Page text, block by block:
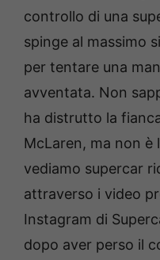
controllo di una
spinge al massimo
per tentare una
avventata. Non
ha distrutto la
McLaren, ma non è
vediamo supercar
attraverso i video
Instagram di
dopo aver perso il